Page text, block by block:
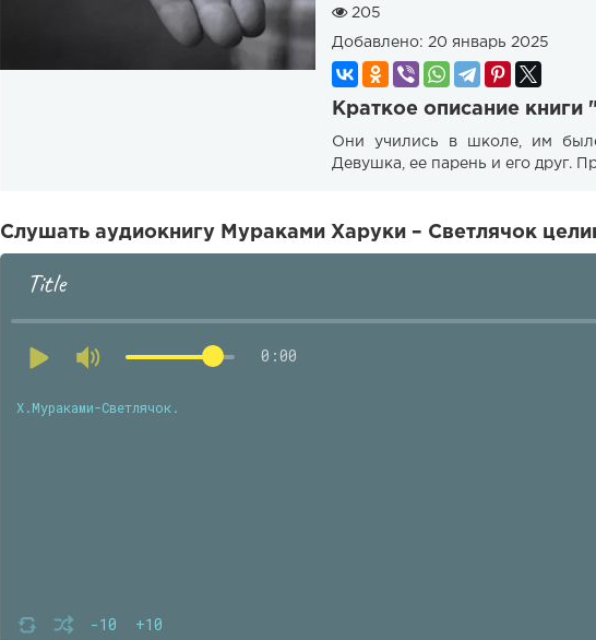
205
Добавлено: 20 январь 2025
Краткое описание
Они учились в школе, им
Девушка, ее парень и его друг.
Слушать аудиокнигу Мураками Харуки – Светлячок
Title
0:00
-10 +10
Х.Мураками-Светлячок.